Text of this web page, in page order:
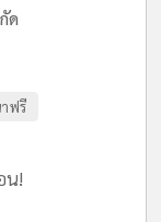
ด
ฟรี
น!